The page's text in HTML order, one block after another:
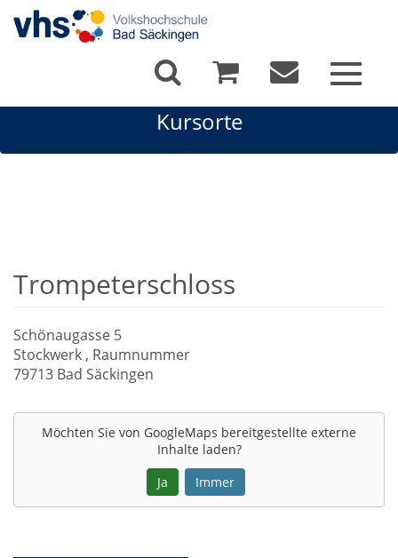
Toggle
Kursorte
Trompeterschloss
Schönaugasse 5
Stockwerk , Raumnummer
79713 Bad Säckingen
Möchten Sie von GoogleMaps bereitgestellte externe
Inhalte laden?
Ja
Immer